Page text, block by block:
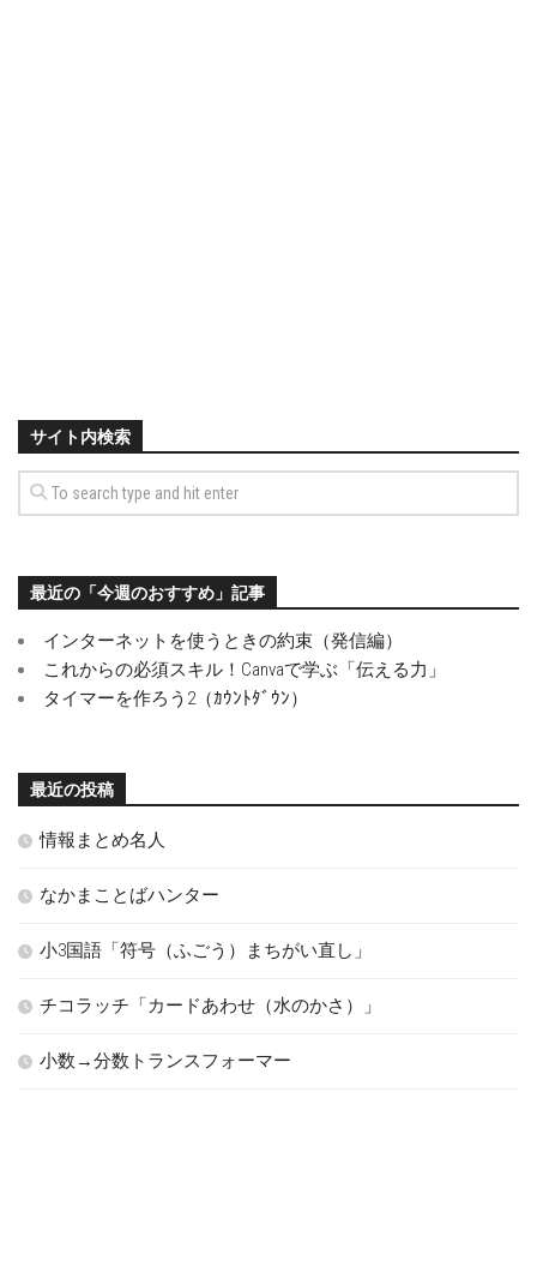
サイト内検索
最近の「今週のおすすめ」記事
インターネットを使うときの約束（発信編）
これからの必須スキル！Canvaで学ぶ「伝える力」
タイマーを作ろう2（ｶｳﾝﾄﾀﾞｳﾝ）
最近の投稿
情報まとめ名人
なかまことばハンター
小3国語「符号（ふごう）まちがい直し」
チコラッチ「カードあわせ（水のかさ）」
小数→分数トランスフォーマー